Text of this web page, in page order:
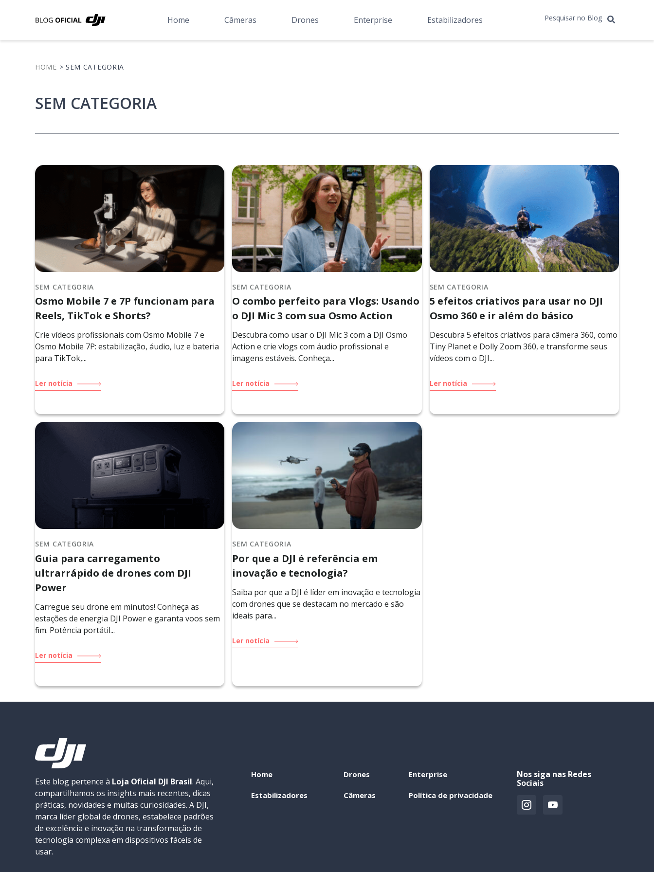
Home Câmeras Drones Enterprise Estabilizadores
HOME > SEM CATEGORIA
SEM CATEGORIA
SEM CATEGORIA
Osmo Mobile 7 e 7P funcionam para
Reels, TikTok e Shorts?
Crie vídeos profissionais com Osmo Mobile 7 e
Osmo Mobile 7P: estabilização, áudio, luz e bateria
para TikTok,...
Ler notícia
SEM CATEGORIA
O combo perfeito para Vlogs: Usando
o DJI Mic 3 com sua Osmo Action
Descubra como usar o DJI Mic 3 com a DJI Osmo
Action e crie vlogs com áudio profissional e
imagens estáveis. Conheça...
Ler notícia
SEM CATEGORIA
5 efeitos criativos para usar no DJI
Osmo 360 e ir além do básico
Descubra 5 efeitos criativos para câmera 360, como
Tiny Planet e Dolly Zoom 360, e transforme seus
vídeos com o DJI...
Ler notícia
SEM CATEGORIA
Guia para carregamento
ultrarrápido de drones com DJI
Power
Carregue seu drone em minutos! Conheça as
estações de energia DJI Power e garanta voos sem
fim. Potência portátil...
Ler notícia
SEM CATEGORIA
Por que a DJI é referência em
inovação e tecnologia?
Saiba por que a DJI é líder em inovação e tecnologia
com drones que se destacam no mercado e são
ideais para...
Ler notícia
Este blog pertence à Loja Oficial DJI Brasil. Aqui,
compartilhamos os insights mais recentes, dicas
práticas, novidades e muitas curiosidades. A DJI,
marca líder global de drones, estabelece padrões
de excelência e inovação na transformação de
tecnologia complexa em dispositivos fáceis de
usar.
Home Drones Enterprise
Estabilizadores Câmeras Política de privacidade
Nos siga nas Redes
Sociais